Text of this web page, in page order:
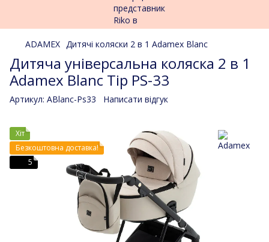
ADAMEX Дитячі коляски 2 в 1 Adamex Blanc
Дитяча універсальна коляска 2 в 1
Adamex Blanc Tip PS-33
Артикул: ABlanc-Ps33 Написати відгук
Хіт
Безкоштовна доставка!
5